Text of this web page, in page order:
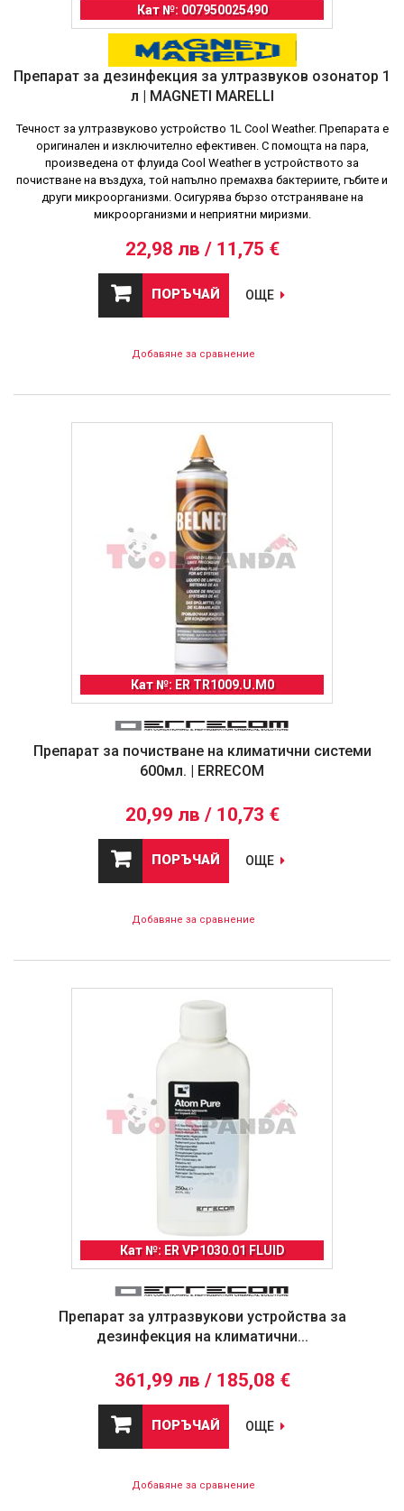
Кат №: 007950025490
Препарат за дезинфекция за ултразвуков озонатор 1
л | MAGNETI MARELLI
Течност за ултразвуково устройство 1L Cool Weather. Препарата е
оригинален и изключително ефективен. С помощта на пара,
произведена от флуида Cool Weather в устройството за
почистване на въздуха, той напълно премахва бактериите, гъбите и
други микроорганизми. Осигурява бързо отстраняване на
микроорганизми и неприятни миризми.
22,98 лв / 11,75 €
ПОРЪЧАЙ ОЩЕ
Добавяне за сравнение
Кат №: ER TR1009.U.M0
Препарат за почистване на климатични системи
600мл. | ERRECOM
20,99 лв / 10,73 €
ПОРЪЧАЙ ОЩЕ
Добавяне за сравнение
Кат №: ER VP1030.01 FLUID
Препарат за ултразвукови устройства за
дезинфекция на климатични...
361,99 лв / 185,08 €
ПОРЪЧАЙ ОЩЕ
Добавяне за сравнение